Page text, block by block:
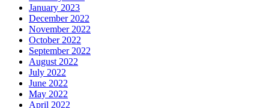
January 2023
December 2022
November 2022
October 2022
September 2022
August 2022
July 2022
June 2022
May 2022
April 2022